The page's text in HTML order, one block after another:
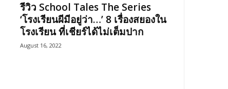
รีวิว School Tales The Series
‘โรงเรียนผีมีอยู่ว่า…’ 8 เรื่องสยองใน
โรงเรียน ที่เชียร์ได้ไม่เต็มปาก
August 16, 2022